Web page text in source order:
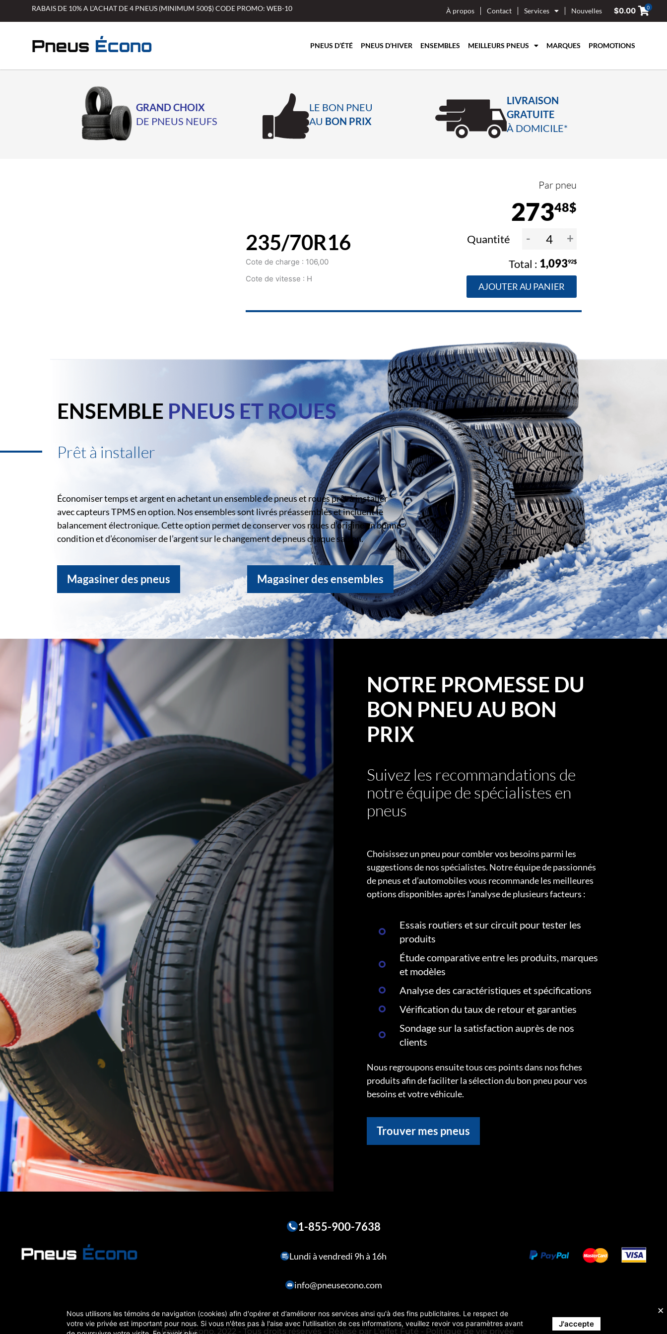
RABAIS DE 10% A L’ACHAT DE 4 PNEUS (MINIMUM 500$) CODE PROMO: WEB-10 À propos Contact Services Nouvelles $0.00 0
PNEUS D’ÉTÉ PNEUS D’HIVER ENSEMBLES MEILLEURS PNEUS MARQUES PROMOTIONS
GRAND CHOIX
DE PNEUS NEUFS
LE BON PNEU
AU BON PRIX
LIVRAISON
GRATUITE
À DOMICILE*
Par pneu
27348$
235/70R16
Cote de charge : 106,00
Cote de vitesse : H
Quantité - +
1,09392$
AJOUTER AU PANIER
ENSEMBLE PNEUS ET ROUES
Prêt à installer
Économiser temps et argent en achetant un ensemble de pneus et roues prêt à installer
avec capteurs TPMS en option. Nos ensembles sont livrés préassemblés et incluent le
balancement électronique. Cette option permet de conserver vos roues d’origine en bonne
condition et d’économiser de l’argent sur le changement de pneus chaque saison.
Magasiner des pneus Magasiner des ensembles
NOTRE PROMESSE DU
BON PNEU AU BON
PRIX
Suivez les recommandations de
notre équipe de spécialistes en
pneus
Choisissez un pneu pour combler vos besoins parmi les
suggestions de nos spécialistes. Notre équipe de passionnés
de pneus et d’automobiles vous recommande les meilleures
options disponibles après l’analyse de plusieurs facteurs :
Essais routiers et sur circuit pour tester les
produits
Étude comparative entre les produits, marques
et modèles
Analyse des caractéristiques et spécifications
Vérification du taux de retour et garanties
Sondage sur la satisfaction auprès de nos
clients
Nous regroupons ensuite tous ces points dans nos fiches
produits afin de faciliter la sélection du bon pneu pour vos
besoins et votre véhicule.
Trouver mes pneus
1-855-900-7638
Lundi à vendredi 9h à 16h
info@pneusecono.com
© Pneus Écono, 2022 - Tous droits réservés - Réalisé par L'effet Futé - Politique de vie privée
Nous utilisons les témoins de navigation (cookies) afin d'opérer et d’améliorer nos services ainsi qu'à des fins publicitaires. Le respect de
votre vie privée est important pour nous. Si vous n'êtes pas à l'aise avec l'utilisation de ces informations, veuillez revoir vos paramètres avant
J'accepte